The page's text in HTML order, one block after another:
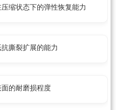
缩状态下的弹性恢复能力
撕裂扩展的能力
的耐磨损程度